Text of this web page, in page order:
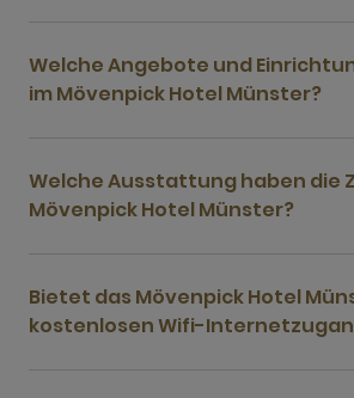
Welche Angebote und
im Mövenpick Hotel Münster?
Welche Ausstattung haben die
Mövenpick Hotel Münster?
Bietet das Mövenpick Hotel
kostenlosen Wifi-